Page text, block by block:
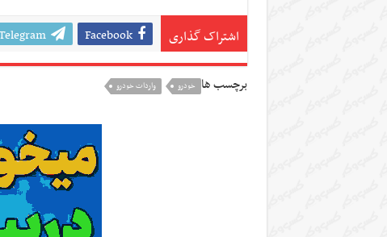
اشتراک گذاری Facebook
برچسب ها خودرو واردات خودرو